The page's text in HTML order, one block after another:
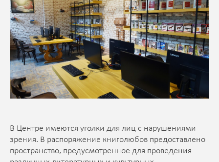
В Центре имеются уголки для лиц с нарушениями
зрения. В распоряжение книголюбов предоставлено
пространство, предусмотренное для проведения